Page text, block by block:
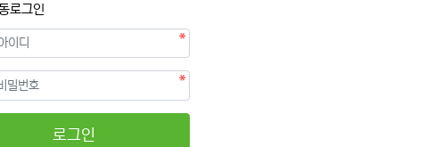
로그인
수
필수
로그인